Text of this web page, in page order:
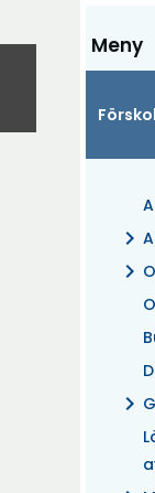
Meny
chevron_right
chevron_right
chevron_right